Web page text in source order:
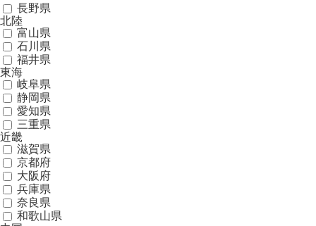
長野県
北陸
富山県
石川県
福井県
東海
岐阜県
静岡県
愛知県
三重県
近畿
滋賀県
京都府
大阪府
兵庫県
奈良県
和歌山県